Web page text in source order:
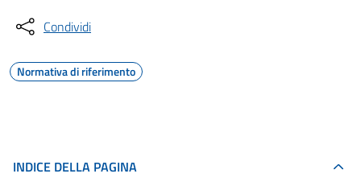
Condividi
Normativa di riferimento
INDICE DELLA PAGINA